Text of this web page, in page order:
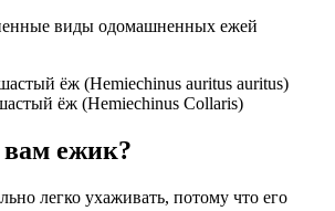
виды одомашненных ежей
ёж (Hemiechinus auritus auritus)
ёж (Hemiechinus Collaris)
ежик?
легко ухаживать, потому что его